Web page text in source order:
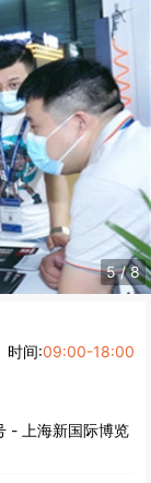
5/8
时间:09:00-18:00
- 上海新国际博览